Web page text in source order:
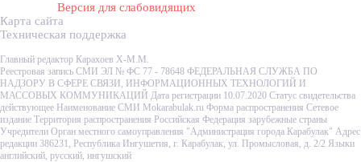
Версия для слабовидящих
Карта сайта
Техническая поддержка
Главный редактор Карахоев Х-М.М.
Реестровая запись СМИ ЭЛ № ФС 77 - 78648 ФЕДЕРАЛЬНАЯ СЛУЖБА ПО
НАДЗОРУ В СФЕРЕ СВЯЗИ, ИНФОРМАЦИОННЫХ ТЕХНОЛОГИЙ И
МАССОВЫХ КОММУНИКАЦИЙ Дата регистрации 10.07.2020 Статус свидетельства
действующее Наименование СМИ Mokarabulak.ru Форма распространения Сетевое
издание Территория распространения Российская Федерация зарубежные страны
Учредители Орган местного самоуправления "Администрация города Карабулак" Адрес
редакции 386231, Республика Ингушетия, г. Карабулак, ул. Промысловая, д. 2/2 Языки
английский, русский, ингушский